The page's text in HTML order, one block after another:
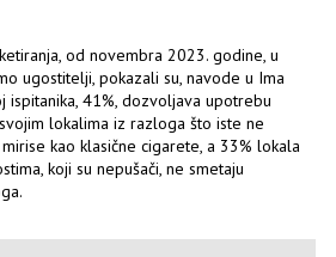
od novembra 2023. godine, u
ugostitelji, pokazali su, navode u Ima
ispitanika, 41%, dozvoljava upotrebu
lokalima iz razloga što iste ne
kao klasične cigarete, a 33% lokala
koji su nepušači, ne smetaju